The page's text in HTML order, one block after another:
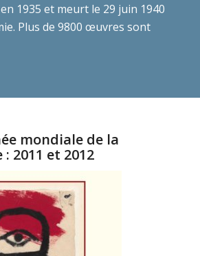
1935 et meurt le 29 juin 1940
Plus de 9800 œuvres sont
mondiale de la
2011 et 2012